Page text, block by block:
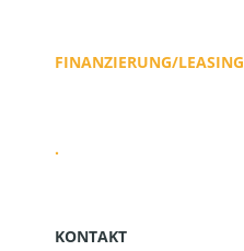
FINANZIERUNG/LEASING
.
KONTAKT